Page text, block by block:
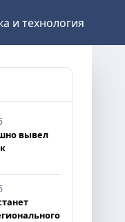
и технология
вывел